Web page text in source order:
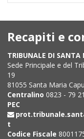
Recapiti e
TRIBUNALE DI SANTA
Sede Principale e del
19
81055 Santa Maria
Centralino 0823 - 79
PEC
t
Codice Fiscale